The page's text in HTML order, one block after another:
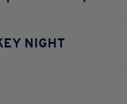
NIGHT